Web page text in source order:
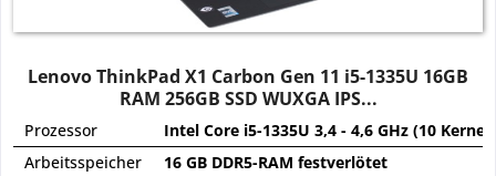
Lenovo ThinkPad X1 Carbon Gen 11 i5-1335U 16GB
RAM 256GB SSD WUXGA IPS...
Prozessor
Intel Core i5-1335U 3,4 - 4,6 GHz (10 Kerne)
Arbeitsspeicher
16 GB DDR5-RAM festverlötet